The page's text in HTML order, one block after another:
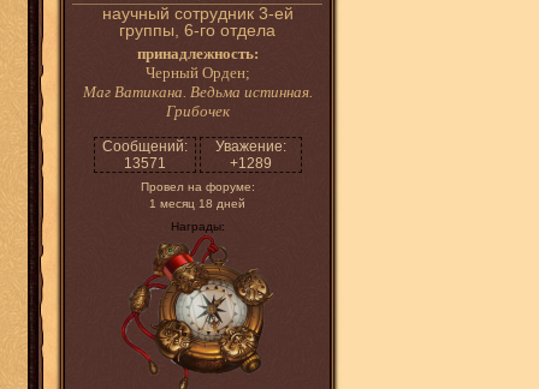
научный сотрудник 3-ей
группы, 6-го отдела
принадлежность:
Черный Орден;
Маг Ватикана. Ведьма истинная.
Грибочек
Сообщений:
13571
Уважение:
+1289
Провел на форуме:
1 месяц 18 дней
Награды: